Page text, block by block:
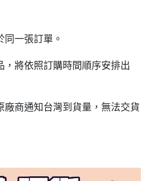
一張訂單。
，將依照訂購時間順序安排出
廠商通知台灣到貨量，無法交貨